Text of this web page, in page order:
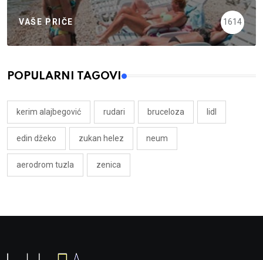
VAŠE PRIČE 1614
POPULARNI TAGOVI
kerim alajbegović rudari bruceloza lidl
edin džeko zukan helez neum
aerodrom tuzla zenica